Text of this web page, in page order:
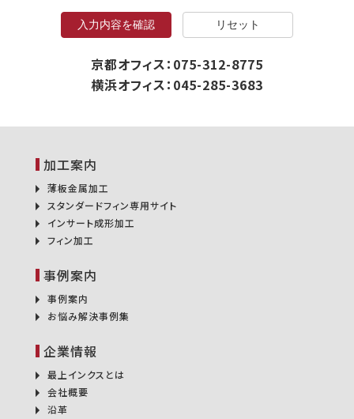
入力内容を確認 リセット
京都オフィス：075-312-8775
横浜オフィス：045-285-3683
加工案内
薄板金属加工
スタンダードフィン専用サイト
インサート成形加工
フィン加工
事例案内
事例案内
お悩み解決事例集
企業情報
最上インクスとは
会社概要
沿革